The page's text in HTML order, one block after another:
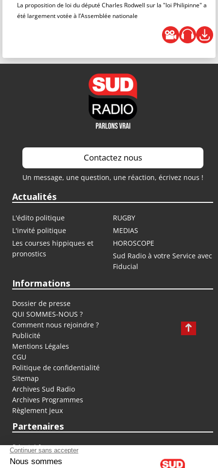
La proposition de loi du député Charles Rodwell sur la "loi Philipinne" a
été largement votée à l’Assemblée nationale
Contactez nous
Un message, une question, une réaction, écrivez nous !
Actualités
L'édito politique
RUGBY
L'invité politique
MEDIAS
Les courses hippiques et
pronostics
HOROSCOPE
Sud Radio à votre Service avec
Fiducial
Informations
Dossier de presse
QUI SOMMES-NOUS ?
Comment nous rejoindre ?
Publicité
Mentions Légales
CGU
Politique de confidentialité
Sitemap
Archives Sud Radio
Archives Programmes
Règlement jeux
Partenaires
fiducial.fr
lyoncapitale.fr